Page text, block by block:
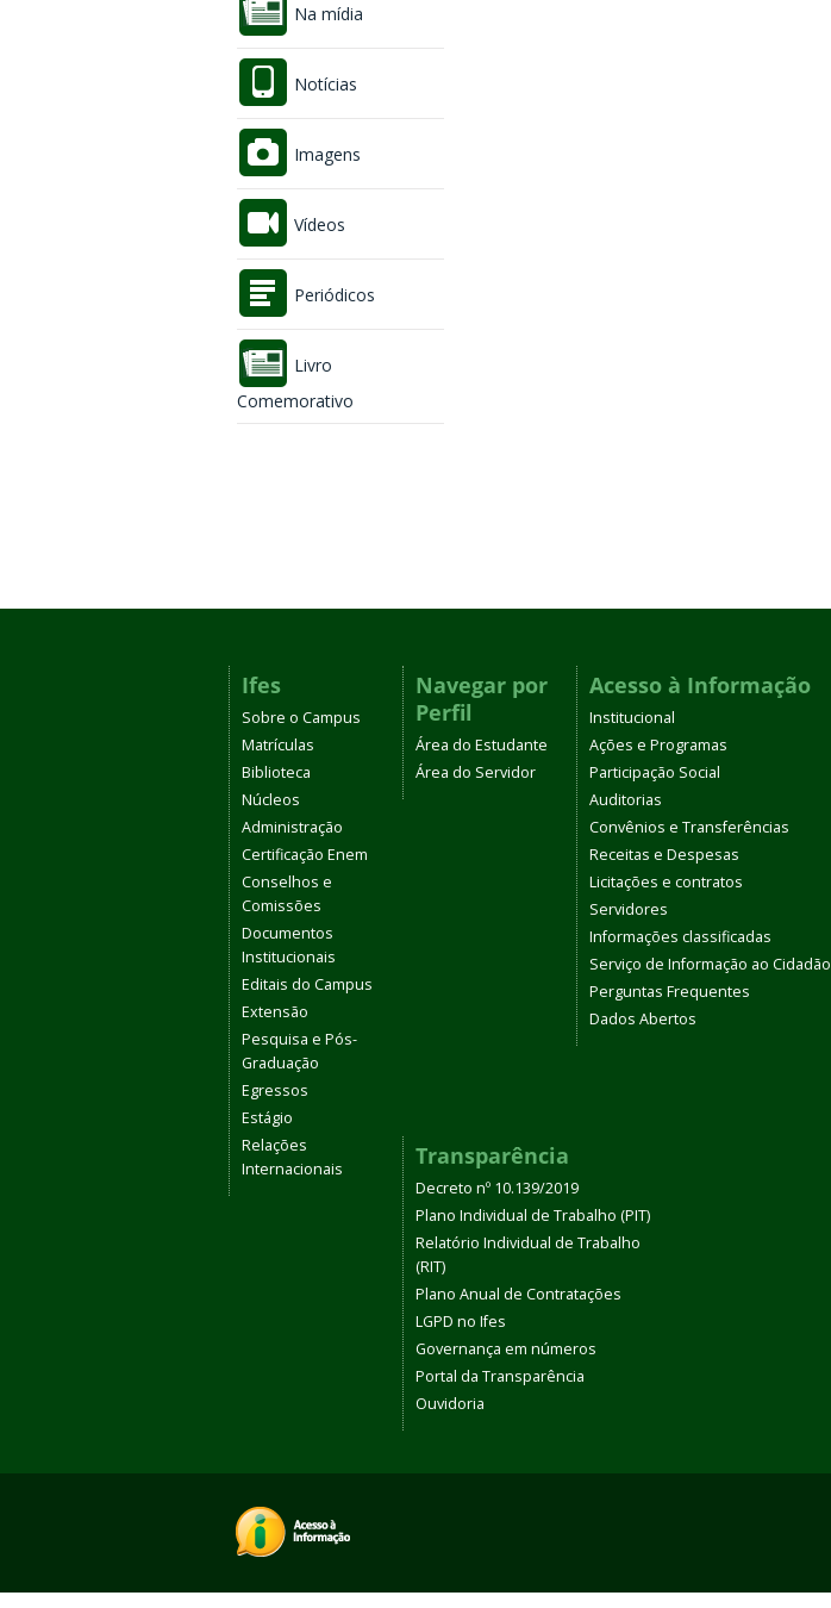
Na mídia
Notícias
Imagens
Vídeos
Periódicos
Livro
Comemorativo
Ifes
Sobre o Campus
Matrículas
Biblioteca
Núcleos
Administração
Certificação Enem
Conselhos e
Comissões
Documentos
Institucionais
Editais do Campus
Extensão
Pesquisa e Pós-
Graduação
Egressos
Estágio
Relações
Internacionais
Navegar por
Perfil
Área do Estudante
Área do Servidor
Acesso à Informação
Institucional
Ações e Programas
Participação Social
Auditorias
Convênios e Transferências
Receitas e Despesas
Licitações e contratos
Servidores
Informações classificadas
Serviço de Informação ao Cidadão
Perguntas Frequentes
Dados Abertos
Transparência
Decreto nº 10.139/2019
Plano Individual de Trabalho (PIT)
Relatório Individual de Trabalho
(RIT)
Plano Anual de Contratações
LGPD no Ifes
Governança em números
Portal da Transparência
Ouvidoria